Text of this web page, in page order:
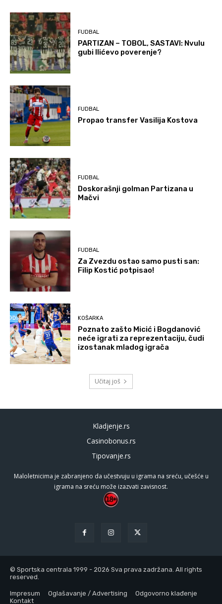
FUDBAL
PARTIZAN – TOBOL, SASTAVI: Nvulu
gubi Ilićevo poverenje?
FUDBAL
Propao transfer Vasilija Kostova
FUDBAL
Doskorašnji golman Partizana u
Mačvi
FUDBAL
Za Zvezdu ostao samo pusti san:
Filip Kostić potpisao!
KOŠARKA
Poznato zašto Micić i Bogdanović
neće igrati za reprezentaciju, čudi
izostanak mladog igrača
Učitaj još
Kladjenje.rs
Casinobonus.rs
Tipovanje.rs
Maloletnicima je zabranjeno da učestvuju u igrama na sreću, učešće u
igrama na sreću može izazvati zavisnost.
© Sportska centrala 1999 - 2026 Sva prava zadržana. All rights
reserved.
Impresum Oglašavanje / Advertising
Odgovorno klađenje
Kontakt